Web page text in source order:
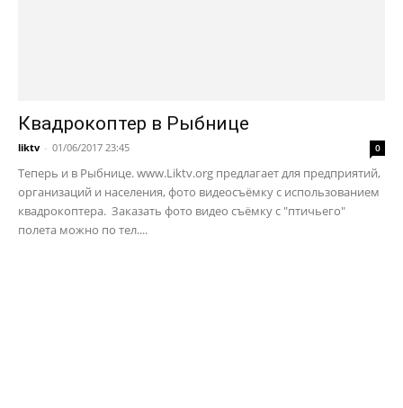
Квадрокоптер в Рыбнице
liktv - 01/06/2017 23:45 0
Теперь и в Рыбнице. www.Liktv.org предлагает для предприятий,
организаций и населения, фото видеосъёмку с использованием
квадрокоптера. Заказать фото видео съёмку с "птичьего"
полета можно по тел....